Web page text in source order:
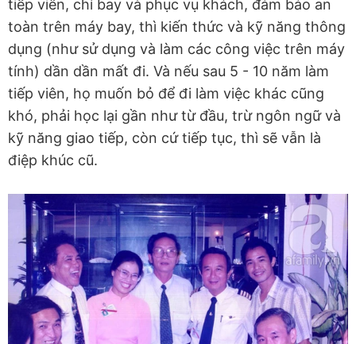
tiếp viên, chỉ bay và phục vụ khách, đảm bảo an
toàn trên máy bay, thì kiến thức và kỹ năng thông
dụng (như sử dụng và làm các công việc trên máy
tính) dần dần mất đi. Và nếu sau 5 - 10 năm làm
tiếp viên, họ muốn bỏ để đi làm việc khác cũng
khó, phải học lại gần như từ đầu, trừ ngôn ngữ và
kỹ năng giao tiếp, còn cứ tiếp tục, thì sẽ vẫn là
điệp khúc cũ.